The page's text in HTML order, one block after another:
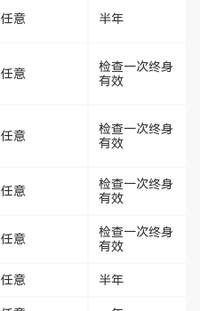
任意 半年
任意
检查一次终身
有效
任意
检查一次终身
有效
任意
检查一次终身
有效
任意
检查一次终身
有效
任意 半年